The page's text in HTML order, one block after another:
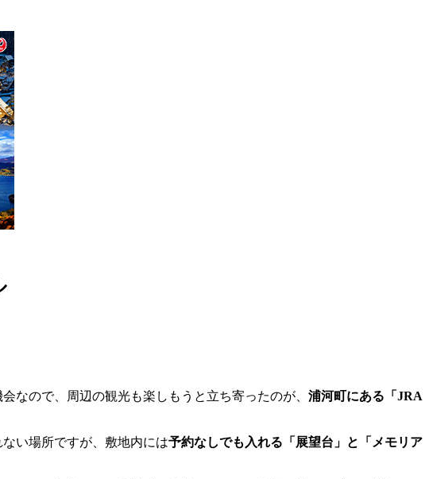
なので、周辺の観光も楽しもうと立ち寄ったのが、 浦河町にある「JRA
い場所ですが、敷地内には予約なしでも入れる「展望台」と「メモリア